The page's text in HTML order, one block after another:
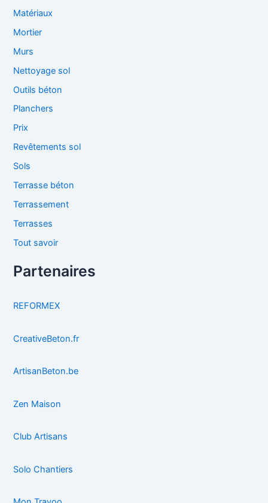
Matériaux
Mortier
Murs
Nettoyage sol
Outils béton
Planchers
Prix
Revêtements sol
Sols
Terrasse béton
Terrassement
Terrasses
Tout savoir
Partenaires
REFORMEX
CreativeBeton.fr
ArtisanBeton.be
Zen Maison
Club Artisans
Solo Chantiers